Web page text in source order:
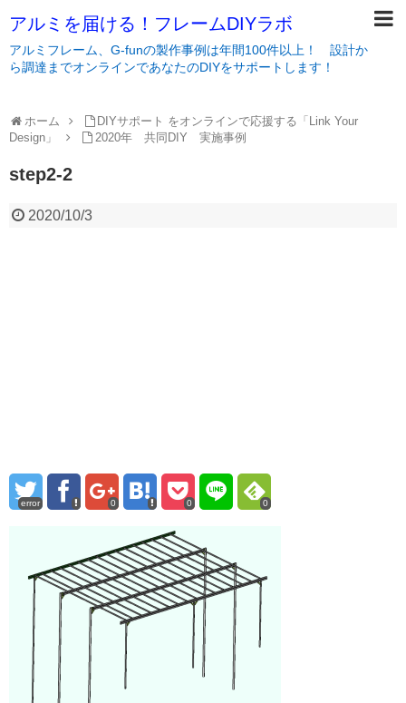
アルミを届ける！フレームDIYラボ
アルミフレーム、G-funの製作事例は年間100件以上！ 設計か
ら調達までオンラインであなたのDIYをサポートします！
ホーム
DIYサポート をオンラインで応援する「Link Your
Design」
2020年 共同DIY 実施事例
step2-2
2020/10/3
error 0 0 0